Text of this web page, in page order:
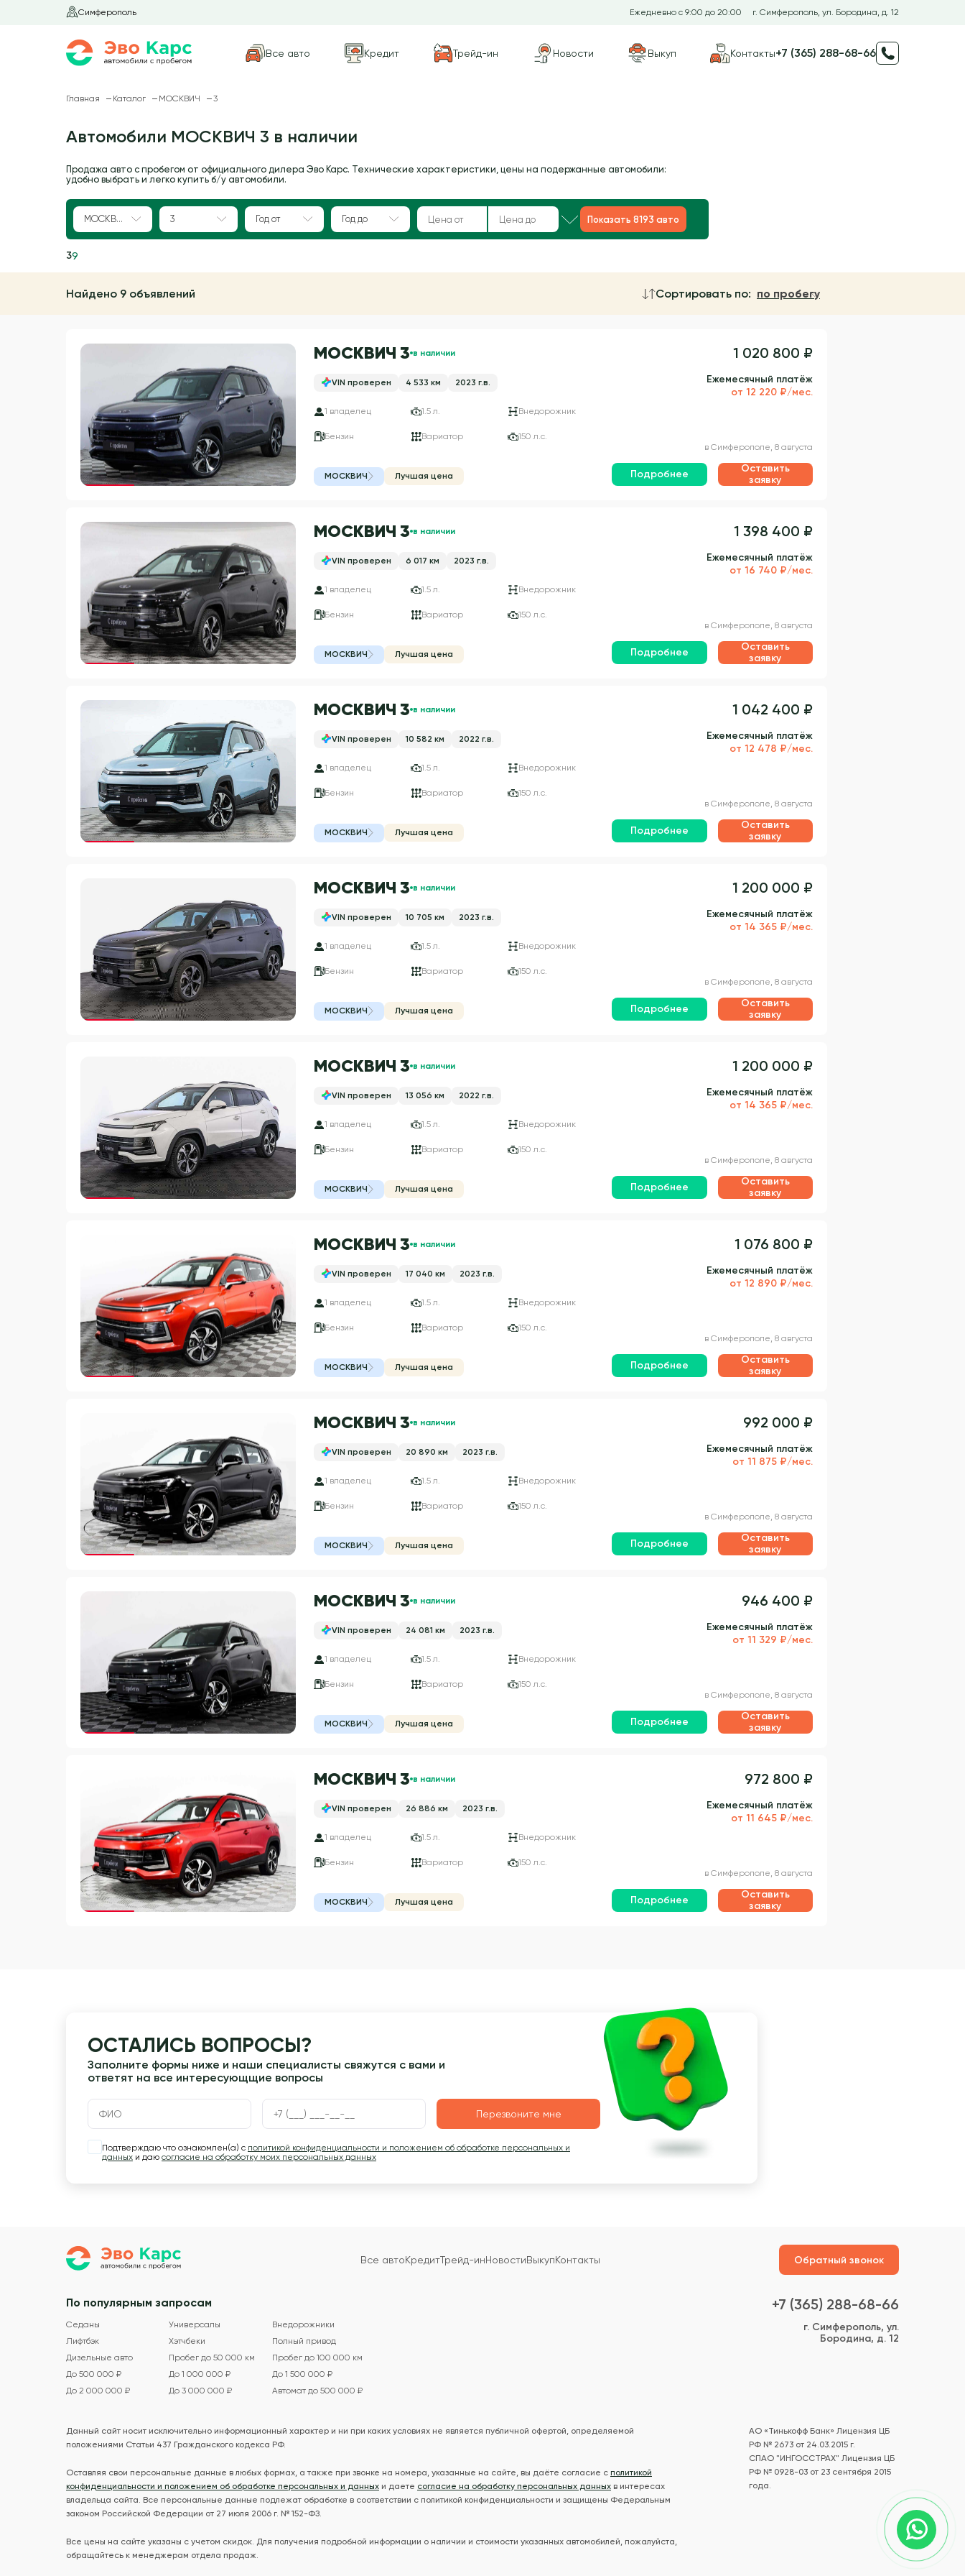
Симферополь Ежедневно с 9:00 до 20:00 г. Симферополь, ул. Бородина, д. 12
Все авто Кредит Трейд-ин Новости Выкуп Контакты+7 (365) 288-68-66
Главная Каталог МОСКВИЧ 3
Автомобили МОСКВИЧ 3 в наличии
Продажа авто с пробегом от официального дилера Эво Карс. Технические характеристики, цены на подержанные автомобили:
удобно выбрать и легко купить б/у автомобили.
МОСКВИЧ 3 Год от Год до Показать 8193 авто
39
Найдено 9 объявлений Сортировать по: по пробегу
Гарантия 3 года
МОСКВИЧ 3 в наличии 1 020 800 ₽
VIN проверен 4 533 км 2023 г.в.
1 владелец 1.5 л. Внедорожник
Бензин Вариатор 150 л.с.
МОСКВИЧ Лучшая цена
Ежемесячный платёж
от 12 220 ₽/мес.
в Симферополе, 8 августа
Подробнее
Оставить
заявку
Гарантия 3 года
МОСКВИЧ 3 в наличии 1 398 400 ₽
VIN проверен 6 017 км 2023 г.в.
1 владелец 1.5 л. Внедорожник
Бензин Вариатор 150 л.с.
МОСКВИЧ Лучшая цена
Ежемесячный платёж
от 16 740 ₽/мес.
в Симферополе, 8 августа
Подробнее
Оставить
заявку
Гарантия 3 года
МОСКВИЧ 3 в наличии 1 042 400 ₽
VIN проверен 10 582 км 2022 г.в.
1 владелец 1.5 л. Внедорожник
Бензин Вариатор 150 л.с.
МОСКВИЧ Лучшая цена
Ежемесячный платёж
от 12 478 ₽/мес.
в Симферополе, 8 августа
Подробнее
Оставить
заявку
Гарантия 3 года
МОСКВИЧ 3 в наличии 1 200 000 ₽
VIN проверен 10 705 км 2023 г.в.
1 владелец 1.5 л. Внедорожник
Бензин Вариатор 150 л.с.
МОСКВИЧ Лучшая цена
Ежемесячный платёж
от 14 365 ₽/мес.
в Симферополе, 8 августа
Подробнее
Оставить
заявку
Гарантия 3 года
МОСКВИЧ 3 в наличии 1 200 000 ₽
VIN проверен 13 056 км 2022 г.в.
1 владелец 1.5 л. Внедорожник
Бензин Вариатор 150 л.с.
МОСКВИЧ Лучшая цена
Ежемесячный платёж
от 14 365 ₽/мес.
в Симферополе, 8 августа
Подробнее
Оставить
заявку
Гарантия 3 года
МОСКВИЧ 3 в наличии 1 076 800 ₽
VIN проверен 17 040 км 2023 г.в.
1 владелец 1.5 л. Внедорожник
Бензин Вариатор 150 л.с.
МОСКВИЧ Лучшая цена
Ежемесячный платёж
от 12 890 ₽/мес.
в Симферополе, 8 августа
Подробнее
Оставить
заявку
Гарантия 3 года
МОСКВИЧ 3 в наличии 992 000 ₽
VIN проверен 20 890 км 2023 г.в.
1 владелец 1.5 л. Внедорожник
Бензин Вариатор 150 л.с.
МОСКВИЧ Лучшая цена
Ежемесячный платёж
от 11 875 ₽/мес.
в Симферополе, 8 августа
Подробнее
Оставить
заявку
Гарантия 3 года
МОСКВИЧ 3 в наличии 946 400 ₽
VIN проверен 24 081 км 2023 г.в.
1 владелец 1.5 л. Внедорожник
Бензин Вариатор 150 л.с.
МОСКВИЧ Лучшая цена
Ежемесячный платёж
от 11 329 ₽/мес.
в Симферополе, 8 августа
Подробнее
Оставить
заявку
Гарантия 3 года
МОСКВИЧ 3 в наличии 972 800 ₽
VIN проверен 26 886 км 2023 г.в.
1 владелец 1.5 л. Внедорожник
Бензин Вариатор 150 л.с.
МОСКВИЧ Лучшая цена
Ежемесячный платёж
от 11 645 ₽/мес.
в Симферополе, 8 августа
Подробнее
Оставить
заявку
ОСТАЛИСЬ ВОПРОСЫ?
Заполните формы ниже и наши специалисты свяжутся с вами и
ответят на все интересующщие вопросы
Перезвоните мне
Подтверждаю что ознакомлен(а) с политикой конфиденциальности и положением об обработке персональных и
данных и даю согласие на обработку моих персональных данных
Все автоКредитТрейд-инНовостиВыкупКонтакты Обратный звонок
По популярным запросам
Седаны Универсалы
Внедорожники
Лифтбэк
Хэтчбеки
Полный привод
Дизельные авто
Пробег до 50 000 км
Пробег до 100 000 км
До 500 000 ₽
До 1 000 000 ₽
До 1 500 000 ₽
До 2 000 000 ₽
До 3 000 000 ₽ Автомат до 500 000 ₽
+7 (365) 288-68-66
г. Симферополь, ул.
Бородина, д. 12
Данный сайт носит исключительно информационный характер и ни при каких условиях не является публичной офертой, определяемой
положениями Статьи 437 Гражданского кодекса РФ.
Оставляя свои персональные данные в любых формах, а также при звонке на номера, указанные на сайте, вы даёте согласие с политикой
конфиденциальности и положением об обработке персональных и данных и даете согласие на обработку персональных данных в интересах
владельца сайта. Все персональные данные подлежат обработке в соответствии с политикой конфиденциальности и защищены Федеральным
законом Российской Федерации от 27 июля 2006 г. № 152-ФЗ.
Все цены на сайте указаны с учетом скидок. Для получения подробной информации о наличии и стоимости указанных автомобилей, пожалуйста,
обращайтесь к менеджерам отдела продаж.
АО «Тинькофф Банк» Лицензия ЦБ
РФ № 2673 от 24.03.2015 г.
СПАО "ИНГОССТРАХ" Лицензия ЦБ
РФ № 0928-03 от 23 сентября 2015
года.